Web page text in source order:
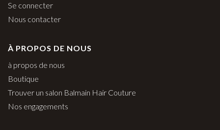
Se connecter
Nous contacter
À PROPOS DE NOUS
à propos de nous
Boutique
Trouver un salon Balmain Hair Couture
Nos engagements